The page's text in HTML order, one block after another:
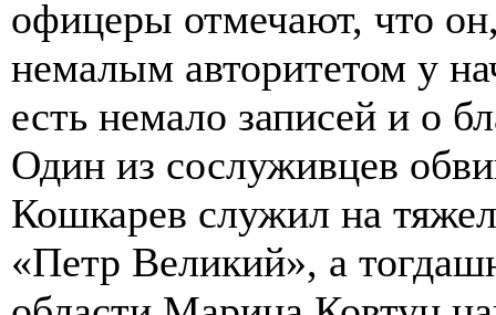
офицеры отмечают, что
немалым авторитетом у
есть немало записей и о
Один из сослуживцев
Кошкарев служил на
«Петр Великий», а